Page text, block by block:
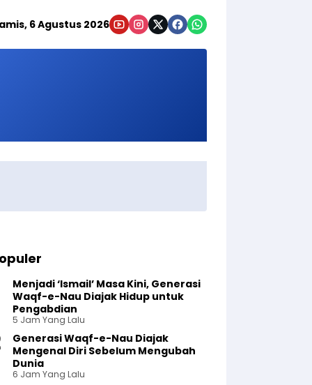
6 Agustus 2026
Menjadi ‘Ismail’ Masa Kini, Generasi
Waqf-e-Nau Diajak Hidup untuk
Pengabdian
5 Jam Yang Lalu
Generasi Waqf-e-Nau Diajak
Mengenal Diri Sebelum Mengubah
Dunia
6 Jam Yang Lalu